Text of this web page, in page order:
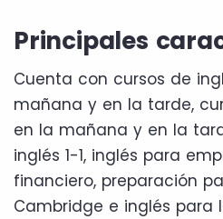
Principales
Cuenta con cursos de
mañana y en la tarde,
en la mañana y en la
inglés 1-1, inglés para
financiero, preparación
Cambridge e inglés para